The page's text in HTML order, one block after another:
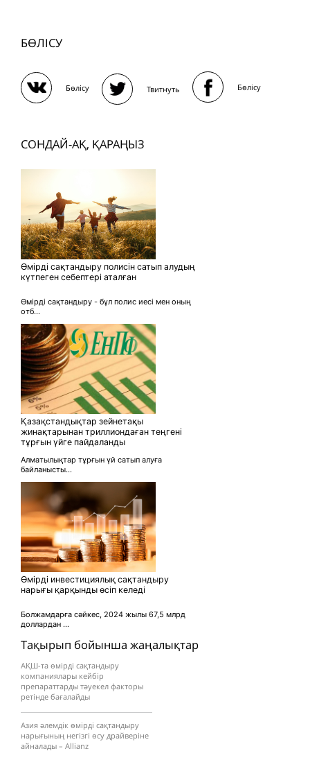
Тақырып бойынша жаңалықтар
АҚШ-та өмірді сақтандыру
компаниялары кейбір
препараттарды тәуекел факторы
ретінде бағалайды
Азия әлемдік өмірді сақтандыру
нарығының негізгі өсу драйверіне
айналады – Allianz
БӨЛІСУ
Бөлісу Твитнуть Бөлісу
СОНДАЙ-АҚ, ҚАРАҢЫЗ
Өмірді сақтандыру полисін сатып алудың
күтпеген себептері аталған
Өмірді сақтандыру - бұл полис иесі мен оның
отб...
Қазақстандықтар зейнетақы
жинақтарынан триллиондаған теңгені
тұрғын үйге пайдаланды
Алматылықтар тұрғын үй сатып алуға
байланысты...
Өмірді инвестициялық сақтандыру
нарығы қарқынды өсіп келеді
Болжамдарға сәйкес, 2024 жылы 67,5 млрд
доллардан ...